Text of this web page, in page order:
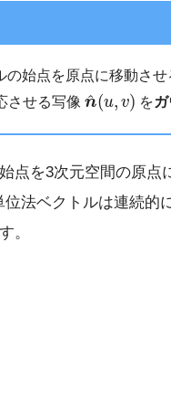
の始点を原点に移動さ
させる写像 ^
n(u, v)
n ^( v) を
点を3次元空間の原点
法ベクトルは連続的
。